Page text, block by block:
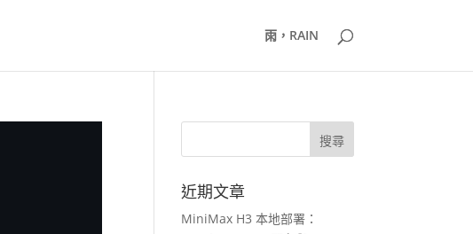
雨，RAIN
近期文章
MiniMax H3 本地部署：